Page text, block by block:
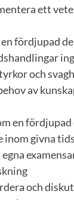
ett
fördjupad
och
av
en
inom givna
och